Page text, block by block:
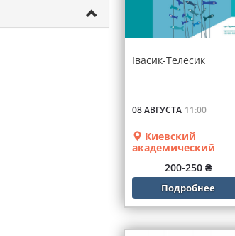
Івасик-Телесик
08 АВГУСТА 11:00
Киевский
академический
200-250 ₴
Подробнее